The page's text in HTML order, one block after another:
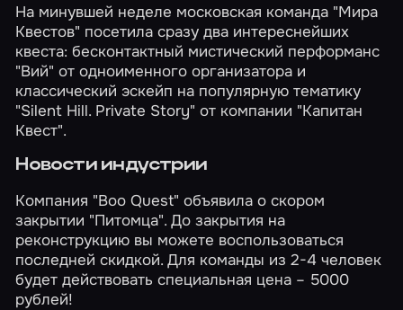
На минувшей неделе московская команда "Мира
Квестов" посетила сразу два интереснейших
квеста: бесконтактный мистический перформанс
"Вий" от одноименного организатора и
классический эскейп на популярную тематику
"Silent Hill. Private Story" от компании "Капитан
Квест".
Новости индустрии
Компания "Boo Quest" объявилао скором
закрытии "Питомца". До закрытия на
реконструкцию вы можете воспользоваться
последней скидкой. Для команды из 2-4 человек
будет действовать специальная цена – 5000
рублей!